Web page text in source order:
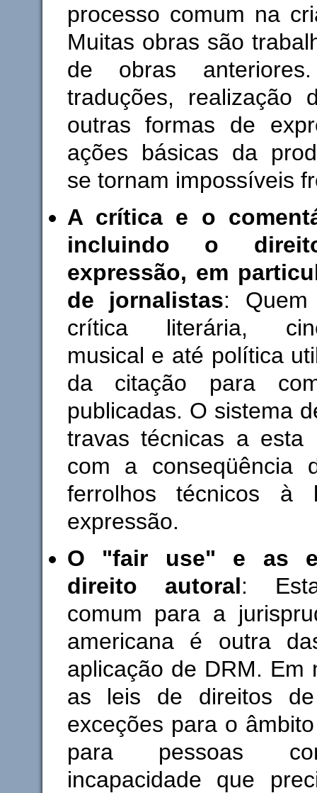
processo comum na
Muitas obras são
de obras
traduções, realização
outras formas de
ações básicas da
se tornam impossíveis
A crítica e o
incluindo o
expressão, em
de jornalistas: Quem
crítica literária,
musical e até política
da citação para
publicadas. O sistema
travas técnicas a esta
com a conseqüência
ferrolhos técnicos à
expressão.
O "fair use" e as
direito autoral:
comum para a
americana é outra
aplicação de DRM. Em
as leis de direitos
exceções para o
para pessoas
incapacidade que